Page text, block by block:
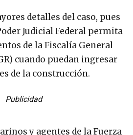
detalles del caso, pues
Judicial Federal permita
de la Fiscalía General
cuando puedan ingresar
de la construcción.
Publicidad
y agentes de la Fuerza